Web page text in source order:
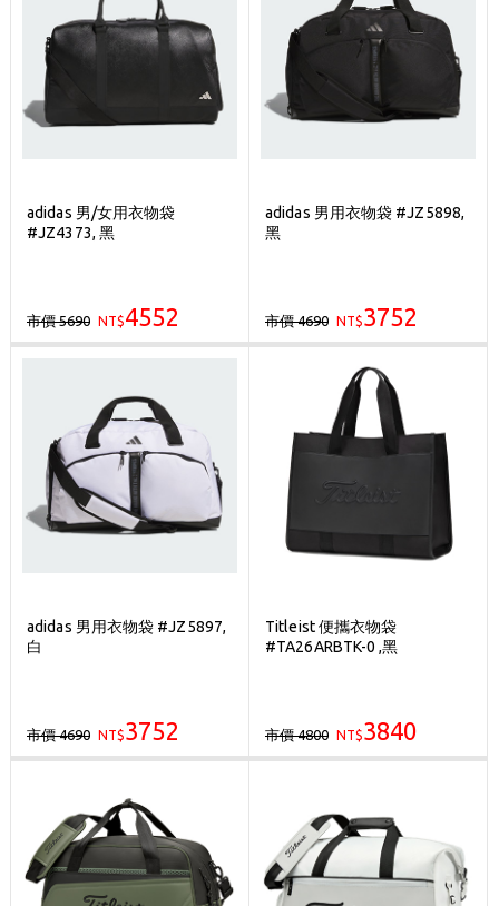
adidas 男/女用衣物袋
#JZ4373, 黑
市價 5690 NT$4552
adidas 男用衣物袋 #JZ5898,
黑
市價 4690 NT$3752
adidas 男用衣物袋 #JZ5897,
白
市價 4690 NT$3752
Titleist 便攜衣物袋
#TA26ARBTK-0 ,黑
市價 4800 NT$3840